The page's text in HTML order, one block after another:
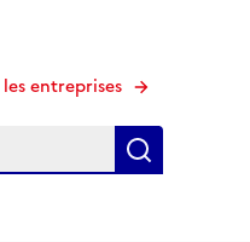
entreprises